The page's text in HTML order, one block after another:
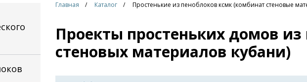
Главная Каталог Простенькие из пеноблоков ксмк (комбинат стеновые
Проекты простеньких домов
стеновых материалов кубани)